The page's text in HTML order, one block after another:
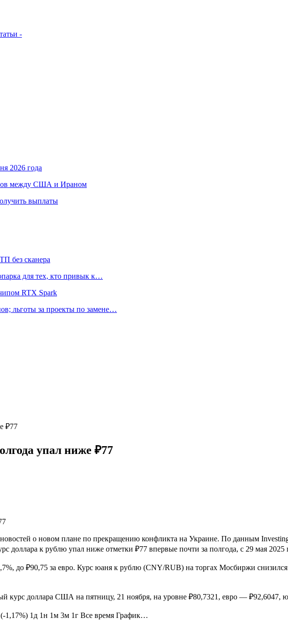
-
2026 года
между США и Ираном
выплаты
без сканера
для тех, кто привык к…
RTX Spark
льготы за проекты по замене…
₽77
упал ниже ₽77
о новом плане по прекращению конфликта на Украине. По данным
доллара к рублю упал ниже отметки ₽77 впервые почти за полгода, с 29 мая 2025
до ₽90,75 за евро. Курс юаня к рублю (CNY/RUB) на торгах Мосбиржи
курс доллара США на пятницу, 21 ноября, на уровне ₽80,7321, евро — ₽92,6047,
1,17%) 1д 1н 1м 3м 1г Все время График…